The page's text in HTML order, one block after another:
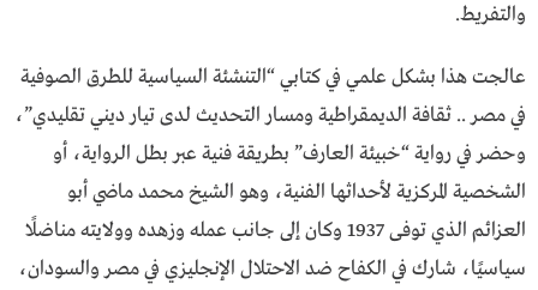
والتفريط.
عالجت هذا بشكل علمي في كتابي “التنشئة السياسية للطرق الصوفية
في مصر .. ثقافة الديمقراطية ومسار التحديث لدى تيار ديني تقليدي”،
وحضر في رواية “خبيئة العارف” بطريقة فنية عبر بطل الرواية، أو
الشخصية المركزية لأحداثها الفنية، وهو الشيخ محمد ماضي أبو
العزائم الذي توفى 1937 وكان إلى جانب عمله وزهده وولايته مناضلًا
سياسيًا، شارك في الكفاح ضد الاحتلال الإنجليزي في مصر والسودان،